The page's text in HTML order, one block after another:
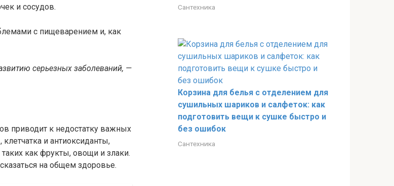
и сосудов.
с пищеварением и, как
серьезных заболеваний, —
приводит к недостатку важных
и антиоксиданты,
как фрукты, овощи и злаки.
на общем здоровье.
Сантехника
Корзина для белья с отделением для
сушильных шариков и салфеток: как
подготовить вещи к сушке быстро и
без ошибок
Сантехника